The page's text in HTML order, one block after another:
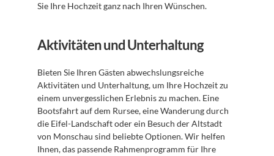
Sie Ihre Hochzeit ganz nach Ihren Wünschen.
Aktivitäten und Unterhaltung
Bieten Sie Ihren Gästen abwechslungsreiche
Aktivitäten und Unterhaltung, um Ihre Hochzeit zu
einem unvergesslichen Erlebnis zu machen. Eine
Bootsfahrt auf dem Rursee, eine Wanderung durch
die Eifel-Landschaft oder ein Besuch der Altstadt
von Monschau sind beliebte Optionen. Wir helfen
Ihnen, das passende Rahmenprogramm für Ihre